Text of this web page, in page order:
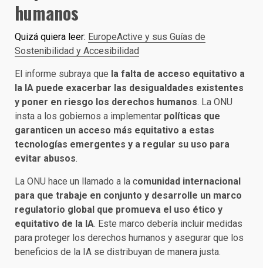
humanos
Quizá quiera leer: EuropeActive y sus Guías de
Sostenibilidad y Accesibilidad
El informe subraya que la falta de acceso equitativo a
la IA puede exacerbar las desigualdades existentes
y poner en riesgo los derechos humanos. La ONU
insta a los gobiernos a implementar políticas que
garanticen un acceso más equitativo a estas
tecnologías emergentes y a regular su uso para
evitar abusos.
La ONU hace un llamado a la comunidad internacional
para que trabaje en conjunto y desarrolle un marco
regulatorio global que promueva el uso ético y
equitativo de la IA. Este marco debería incluir medidas
para proteger los derechos humanos y asegurar que los
beneficios de la IA se distribuyan de manera justa.